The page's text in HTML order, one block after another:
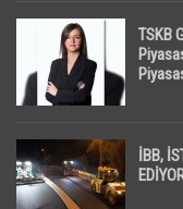
TSKB
İBB,